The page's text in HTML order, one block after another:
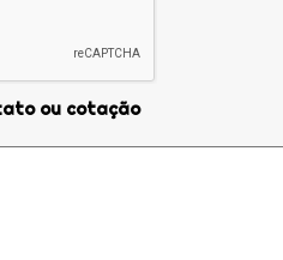
ou cotação